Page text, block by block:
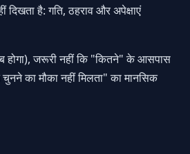
है: गति, ठहराव और अपेक्षाएं
होगा), जरूरी नहीं कि "कितने" के आसपास
का मौका नहीं मिलता" का मानसिक